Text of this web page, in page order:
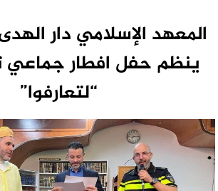
المعهد الإسلامي دار
ينظم حفل افطار
“لتعارفوا”